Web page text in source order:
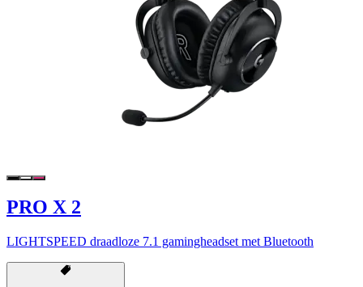
PRO X 2
LIGHTSPEED draadloze 7.1 gamingheadset met Bluetooth